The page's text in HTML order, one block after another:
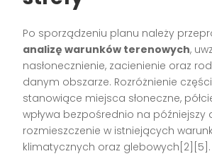
Po sporządzeniu planu należy
analizę warunków terenowych,
nasłonecznienie, zacienienie oraz
danym obszarze. Rozróżnienie
stanowiące miejsca słoneczne,
wpływa bezpośrednio na późniejszy
rozmieszczenie w istniejących
klimatycznych oraz glebowych[2][5].